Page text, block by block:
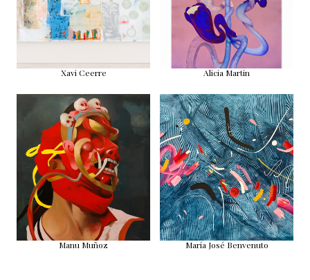
Xavi Ceerre Alicia Martin
Manu Muñoz María José Benvenuto